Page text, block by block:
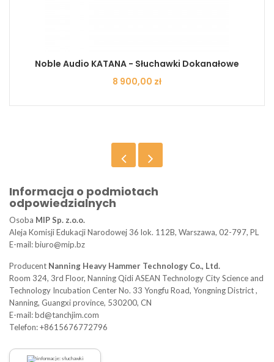
Noble Audio KATANA - Słuchawki Dokanałowe
Cena
8 900,00 zł
Informacja o podmiotach
odpowiedzialnych
Osoba MIP Sp. z.o.o.
Aleja Komisji Edukacji Narodowej 36 lok. 112B, Warszawa, 02-797, PL
E-mail: biuro@mip.bz
Producent Nanning Heavy Hammer Technology Co., Ltd.
Room 324, 3rd Floor, Nanning Qidi ASEAN Technology City Science and
Technology Incubation Center No. 33 Yongfu Road, Yongning District ,
Nanning, Guangxi province, 530200, CN
E-mail: bd@tanchjim.com
Telefon: +8615676772796